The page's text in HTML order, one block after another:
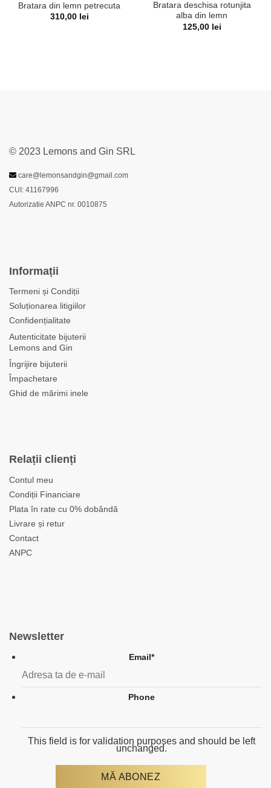
Bratara din lemn petrecuta
310,00 lei
Bratara deschisa rotunjita
alba din lemn
125,00 lei
© 2023 Lemons and Gin SRL
care@lemonsandgin@gmail.com
CUI: 41167996
Autorizatie ANPC nr. 0010875
Informații
Termeni și Condiții
Soluționarea litigiilor
Confidențialitate
Autenticitate bijuterii
Lemons and Gin
Îngrijire bijuterii
Împachetare
Ghid de mărimi inele
Relații clienți
Contul meu
Condiții Financiare
Plata în rate cu 0% dobândă
Livrare și retur
Contact
ANPC
Newsletter
Email*
Phone
This field is for validation purposes and should be left
unchanged.